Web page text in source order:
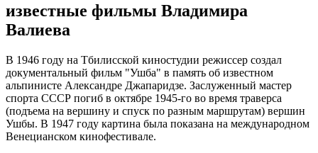
известные фильмы Владимира
Валиева
В 1946 году на Тбилисской киностудии режиссер создал
документальный фильм "Ушба" в память об известном
альпинисте Александре Джапаридзе. Заслуженный мастер
спорта СССР погиб в октябре 1945-го во время траверса
(подъема на вершину и спуск по разным маршрутам) вершин
Ушбы. В 1947 году картина была показана на международном
Венецианском кинофестивале.